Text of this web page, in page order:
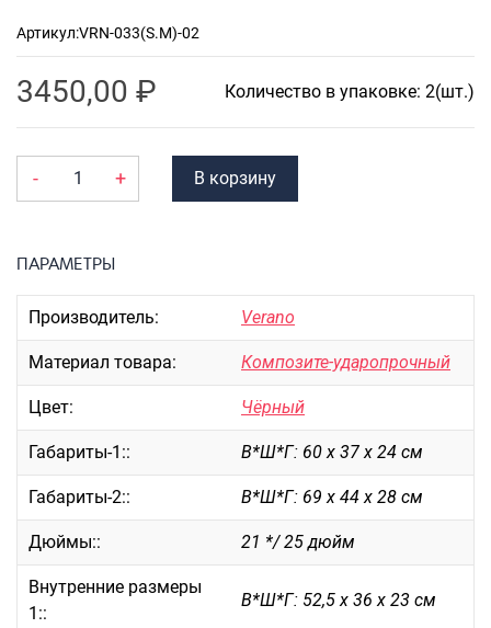
ШОППЕРЫ
Кейсы и планшеты
Кейсы
Планшеты
Аксессуары
ЧЕХЛЫ ДЛЯ ЧЕМОДАНОВ
Мешки для обуви
Пеналы для школы
Новинки
Багаж
Чемоданы оптом
Чемоданы на колесах
Чемоданы детские
Артикул:VRN-033(S.M)-02
3450,00 ₽ Количество в упаковке: 2(шт.)
- + В корзину
ПАРАМЕТРЫ
Производитель: Verano
Материал товара: Композите-ударопрочный
Цвет: Чёрный
Габариты-1:: В*Ш*Г: 60 х 37 х 24 см
Габариты-2:: В*Ш*Г: 69 х 44 х 28 см
Дюймы:: 21 */ 25 дюйм
Внутренние размеры
1::
В*Ш*Г: 52,5 х 36 х 23 см